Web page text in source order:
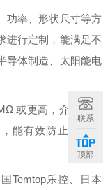
功率、形状尺寸等方
进行定制，能满足不
导体制造、太阳能电
或更高，介电强度
能有效防止漏电现
Temtop乐控、日本
联系
顶部